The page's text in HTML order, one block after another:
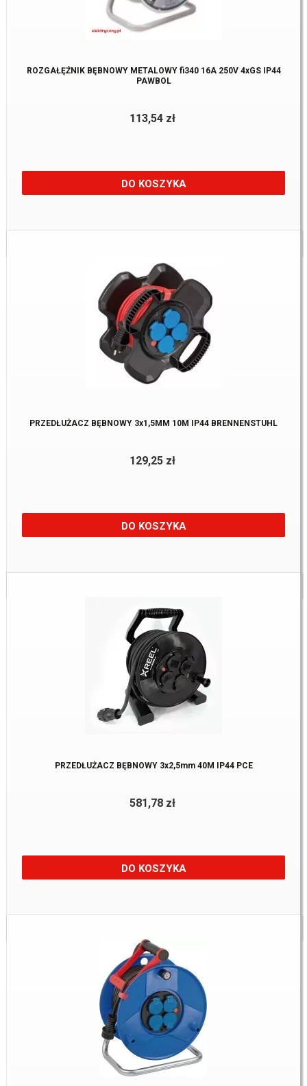
ROZGAŁĘŹNIK BĘBNOWY METALOWY fi340 16A 250V 4xGS IP44
PAWBOL
113,54 zł
DO KOSZYKA
Dostępne:2 Szt.
PRZEDŁUŻACZ BĘBNOWY 3x1,5MM 10M IP44 BRENNENSTUHL
129,25 zł
DO KOSZYKA
Dostępne:2 szt
PRZEDŁUŻACZ BĘBNOWY 3x2,5mm 40M IP44 PCE
581,78 zł
DO KOSZYKA
Dostępne:1 Szt.